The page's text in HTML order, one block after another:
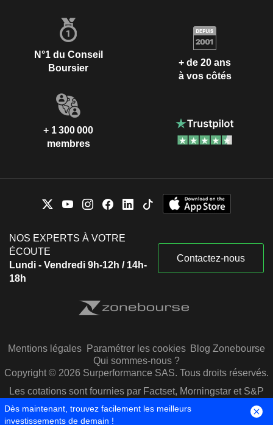
N°1 du Conseil
Boursier
+ de 20 ans
à vos côtés
+ 1 300 000
membres
NOS EXPERTS À VOTRE
ÉCOUTE
Lundi - Vendredi 9h-12h / 14h-
18h
Contactez-nous
Mentions légales Paramétrer les cookies Blog Zonebourse
Qui sommes-nous ?
Copyright © 2026 Surperformance SAS. Tous droits réservés.
Les cotations sont fournies par Factset, Morningstar et S&P
Capital IQ
Dès maintenant, trouvez facilement les meilleurs
investissements de demain !